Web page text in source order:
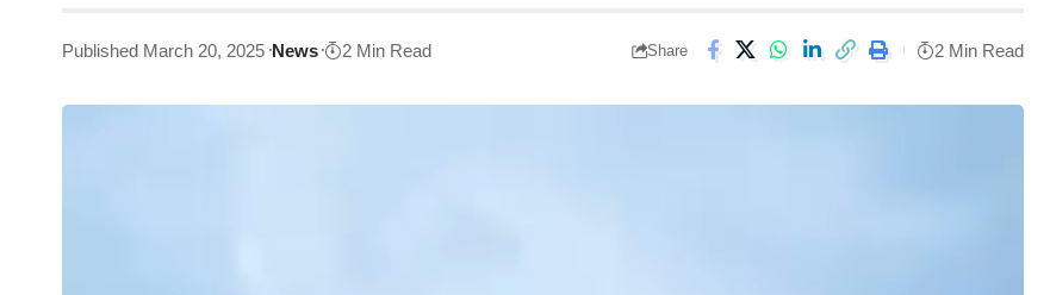
Published March 20, 2025 News 2 Min Read Share 2 Min Read